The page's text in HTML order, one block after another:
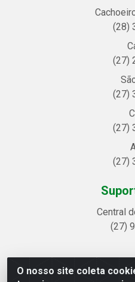
O nosso site coleta
(28)
(27)
(27)
(27)
(27)
Central
(27)
Linhavix Distribuidora